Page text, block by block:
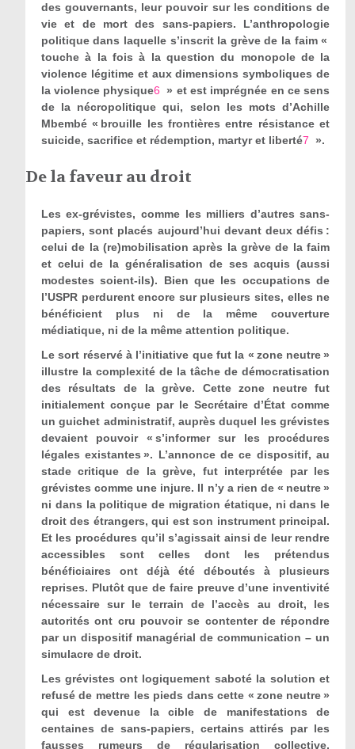
des gouvernants, leur pouvoir sur les conditions de
vie et de mort des sans-papiers. L’anthropologie
politique dans laquelle s’inscrit la grève de la faim «
touche à la fois à la question du monopole de la
violence légitime et aux dimensions symboliques de
la violence physique6 » et est imprégnée en ce sens
de la nécropolitique qui, selon les mots d’Achille
Mbembé « brouille les frontières entre résistance et
suicide, sacrifice et rédemption, martyr et liberté7 ».
De la faveur au droit
Les ex-grévistes, comme les milliers d’autres sans-
papiers, sont placés aujourd’hui devant deux défis :
celui de la (re)mobilisation après la grève de la faim
et celui de la généralisation de ses acquis (aussi
modestes soient-ils). Bien que les occupations de
l’USPR perdurent encore sur plusieurs sites, elles ne
bénéficient plus ni de la même couverture
médiatique, ni de la même attention politique.
Le sort réservé à l’initiative que fut la « zone neutre »
illustre la complexité de la tâche de démocratisation
des résultats de la grève. Cette zone neutre fut
initialement conçue par le Secrétaire d’État comme
un guichet administratif, auprès duquel les grévistes
devaient pouvoir « s’informer sur les procédures
légales existantes ». L’annonce de ce dispositif, au
stade critique de la grève, fut interprétée par les
grévistes comme une injure. Il n’y a rien de « neutre »
ni dans la politique de migration étatique, ni dans le
droit des étrangers, qui est son instrument principal.
Et les procédures qu’il s’agissait ainsi de leur rendre
accessibles sont celles dont les prétendus
bénéficiaires ont déjà été déboutés à plusieurs
reprises. Plutôt que de faire preuve d’une inventivité
nécessaire sur le terrain de l’accès au droit, les
autorités ont cru pouvoir se contenter de répondre
par un dispositif managérial de communication – un
simulacre de droit.
Les grévistes ont logiquement saboté la solution et
refusé de mettre les pieds dans cette « zone neutre »
qui est devenue la cible de manifestations de
centaines de sans-papiers, certains attirés par les
fausses rumeurs de régularisation collective,